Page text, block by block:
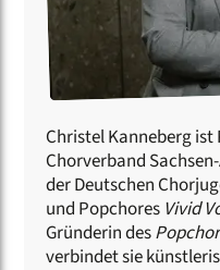
Christel Kanneberg
Chorverband
der Deutschen
und Popchores Vivid
Gründerin des
verbindet sie